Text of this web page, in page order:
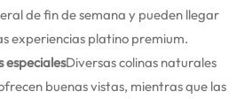
de fin de semana y pueden llegar
experiencias platino premium.
especialesDiversas colinas naturales
buenas vistas, mientras que las